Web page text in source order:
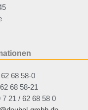
68 58-0
68 58-21
7 21 / 62 68 58 0